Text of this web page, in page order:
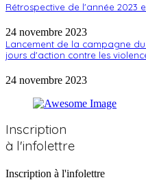
Rétrospective de l'année 2023
24 novembre 2023
Lancement de la campagne du
jours d'action contre les
24 novembre 2023
Inscription
à l'infolettre
Inscription à l'infolettre